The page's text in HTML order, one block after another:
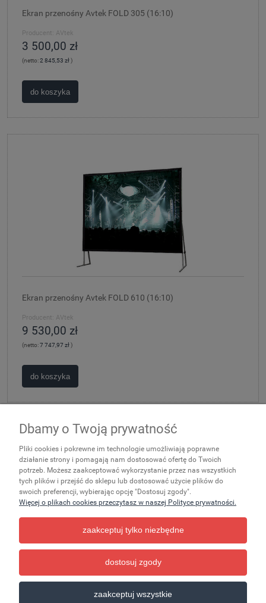
Ekran przenośny Avtek FOLD 305 (16:10)
Producent: AVtek
3 500,00 zł
(netto:2 845,53 zł)
do koszyka
Ekran przenośny Avtek FOLD 610 (16:10)
Producent: AVtek
9 530,00 zł
(netto:7 747,97 zł)
do koszyka
Zakupy
Ważne
Pomoc
Moje konto
Informacje
Dbamy o Twoją prywatność
Pliki cookies i pokrewne im technologie umożliwiają poprawne
działanie strony i pomagają nam dostosować ofertę do Twoich
potrzeb. Możesz zaakceptować wykorzystanie przez nas wszystkich
tych plików i przejść do sklepu lub dostosować użycie plików do
swoich preferencji, wybierając opcję "Dostosuj zgody".
Więcej o plikach cookies przeczytasz w naszej Polityce prywatności.
zaakceptuj tylko niezbędne
dostosuj zgody
zaakceptuj wszystkie